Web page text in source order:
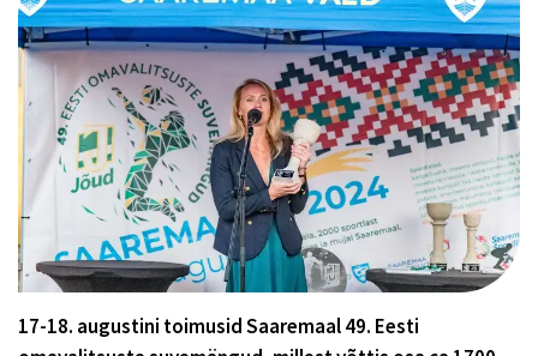
17-18. augustini toimusid Saaremaal 49. Eesti